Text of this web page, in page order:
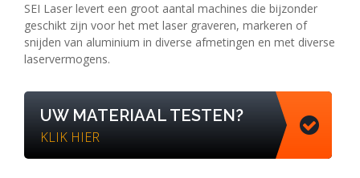
SEI Laser levert een groot aantal machines die bijzonder
geschikt zijn voor het met laser graveren, markeren of
snijden van aluminium in diverse afmetingen en met diverse
laservermogens.
UW MATERIAAL TESTEN?
KLIK HIER